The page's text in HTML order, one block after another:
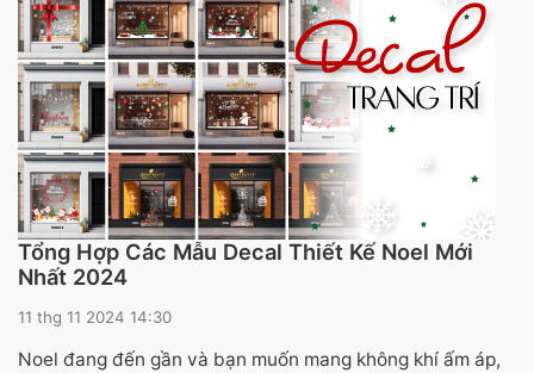
Tổng Hợp Các Mẫu Decal Thiết Kế Noel Mới
Nhất 2024
11 thg 11 2024 14:30
Noel đang đến gần và bạn muốn mang không khí ấm áp,